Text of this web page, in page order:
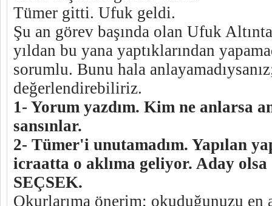
Tümer gitti. Ufuk geldi.
Şu an görev başında olan Ufuk
yıldan bu yana yaptıklarından
sorumlu. Bunu hala
değerlendirebiliriz.
1- Yorum yazdım. Kim ne anlarsa
sansınlar.
2- Tümer'i unutamadım. Yapılan
icraatta o aklıma geliyor. Aday
SEÇSEK.
Okurlarıma önerim; okuduğunuzu